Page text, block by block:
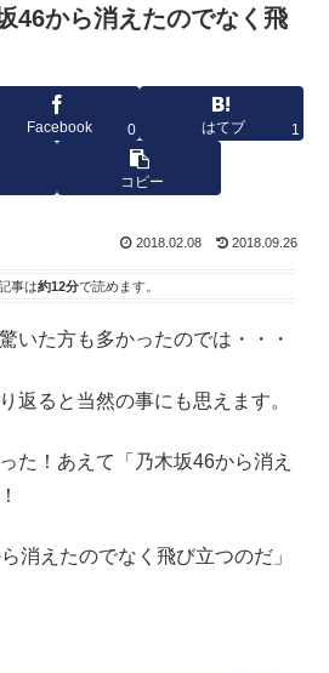
46から消えたのでなく飛
Facebook 0 はてブ 1
コピー
2018.02.08 2018.09.26
事は約12分で読めます。
いた方も多かったのでは・・・
返ると当然の事にも思えます。
た！あえて「乃木坂46から消え
消えたのでなく飛び立つのだ」